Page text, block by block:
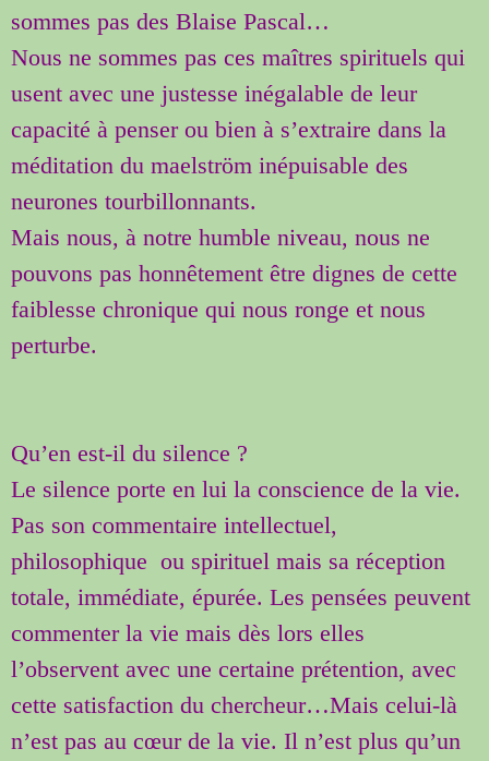
sommes pas des Blaise Pascal…
Nous ne sommes pas ces maîtres spirituels qui
usent avec une justesse inégalable de leur
capacité à penser ou bien à s’extraire dans la
méditation du maelström inépuisable des
neurones tourbillonnants.
Mais nous, à notre humble niveau, nous ne
pouvons pas honnêtement être dignes de cette
faiblesse chronique qui nous ronge et nous
perturbe.
Qu’en est-il du silence ?
Le silence porte en lui la conscience de la vie.
Pas son commentaire intellectuel,
philosophique ou spirituel mais sa réception
totale, immédiate, épurée. Les pensées peuvent
commenter la vie mais dès lors elles
l’observent avec une certaine prétention, avec
cette satisfaction du chercheur…Mais celui-là
n’est pas au cœur de la vie. Il n’est plus qu’un